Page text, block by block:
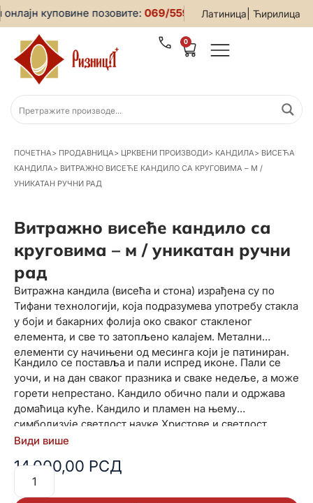
Латиница Ћирилица
куповине позовите:069/5599-019• За све
0
ПОЧЕТНА> ПРОДАВНИЦА> ЦРКВЕНИ ПРОИЗВОДИ> КАНДИЛА> ВИСЕЋА
КАНДИЛА> ВИТРАЖНО ВИСЕЋЕ КАНДИЛО СА КРУГОВИМА – М /
УНИКАТАН РУЧНИ РАД
Витражно висеће кандило са
круговима – м / уникатан ручни
рад
Витражна кандила (висећа и стона) израђена су по
Тифани технологији, која подразумева употребу стакла
у боји и бакарних фолија око сваког стакленог
елемента, и све то затопљено калајем. Метални
елементи су начињени од месинга који је патиниран.
Кандило се поставља и пали испред иконе. Пали се
уочи, и на дан сваког празника и сваке недеље, а може
горети непрестано. Кандило обично пали и одржава
домаћица куће. Кандило и пламен на њему
симболизује светлост науке Христове и светлост
живота светитеља пред којим се исто пали.
Види више
14.000,00 РСД